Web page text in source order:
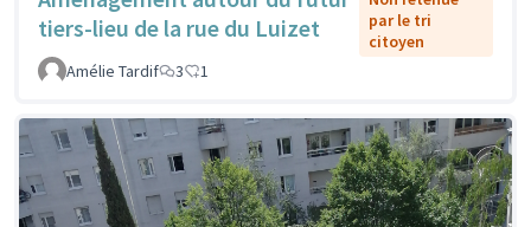
tiers-lieu de la rue du Luizet
par le tri
citoyen
Amélie Tardif
3 1